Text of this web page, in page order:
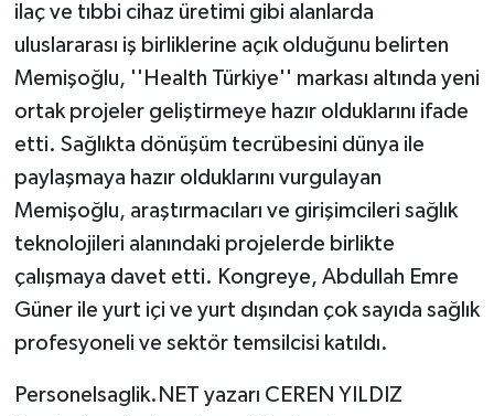
ilaç ve tıbbi cihaz üretimi gibi alanlarda
uluslararası iş birliklerine açık olduğunu belirten
Memişoğlu, ''Health Türkiye'' markası altında yeni
ortak projeler geliştirmeye hazır olduklarını ifade
etti. Sağlıkta dönüşüm tecrübesini dünya ile
paylaşmaya hazır olduklarını vurgulayan
Memişoğlu, araştırmacıları ve girişimcileri sağlık
teknolojileri alanındaki projelerde birlikte
çalışmaya davet etti. Kongreye, Abdullah Emre
Güner ile yurt içi ve yurt dışından çok sayıda sağlık
profesyoneli ve sektör temsilcisi katıldı.
Personelsaglik.NET yazarı CEREN YILDIZ